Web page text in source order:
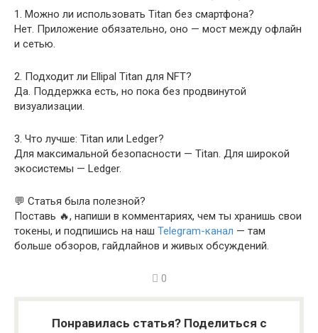
1. Можно ли использовать Titan без смартфона?
Нет. Приложение обязательно, оно — мост между офлайн
и сетью.
2. Подходит ли Ellipal Titan для NFT?
Да. Поддержка есть, но пока без продвинутой
визуализации.
3. Что лучше: Titan или Ledger?
Для максимальной безопасности — Titan. Для широкой
экосистемы — Ledger.
💬 Статья была полезной?
Поставь 🔥, напиши в комментариях, чем ты хранишь свои
токены, и подпишись на наш Telegram-канал — там
больше обзоров, гайдлайнов и живых обсуждений.
0
Понравилась статья? Поделиться с